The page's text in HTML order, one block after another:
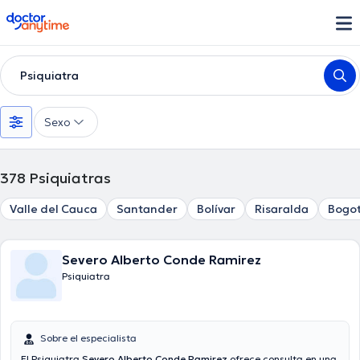
doctoranytime
Psiquiatra
Sexo
378 Psiquiatras
Valle del Cauca Santander Bolívar Risaralda
Severo Alberto Conde Ramirez
Psiquiatra
Sobre el especialista